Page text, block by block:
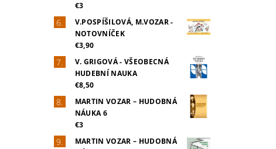
€3
V.POSPÍŠILOVÁ, M.VOZAR -
NOTOVNÍČEK
€3,90
V. GRIGOVÁ - VŠEOBECNÁ
HUDEBNÍ NAUKA
€8,50
MARTIN VOZAR – HUDOBNÁ
NÁUKA 6
€3
MARTIN VOZAR – HUDOBNÁ